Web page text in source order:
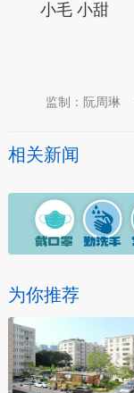
小毛 小甜
监制：阮周琳
相关新闻
为你推荐